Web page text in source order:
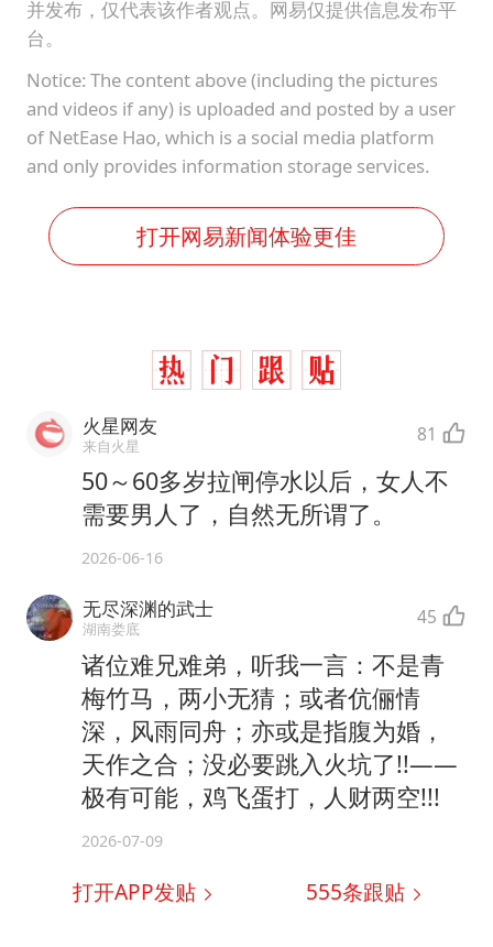
并发布，仅代表该作者观点。网易仅提供信息发布平
台。
Notice: The content above (including the pictures
and videos if any) is uploaded and posted by a user
of NetEase Hao, which is a social media platform
and only provides information storage services.
打开网易新闻体验更佳
火星网友
来自火星 81
50～60多岁拉闸停水以后，女人不
需要男人了，自然无所谓了。
2026-06-16
无尽深渊的武士
湖南娄底 45
诸位难兄难弟，听我一言：不是青
梅竹马，两小无猜；或者伉俪情
深，风雨同舟；亦或是指腹为婚，
天作之合；没必要跳入火坑了!!——
极有可能，鸡飞蛋打，人财两空!!!
2026-07-09
打开APP发贴 555条跟贴